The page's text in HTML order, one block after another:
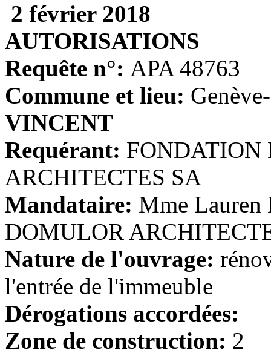
2 février 2018
AUTORISATIONS
Requête n°: APA 48763
Commune et lieu:
VINCENT
Requérant: FONDATION
ARCHITECTES SA
Mandataire: Mme
DOMULOR
Nature de l'ouvrage:
l'entrée de l'immeuble
Dérogations accordées:
Zone de construction: 2